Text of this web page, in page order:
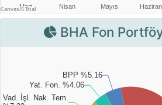
BHA Fon Portföy